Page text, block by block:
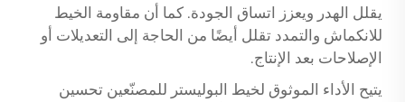
يقلل الهدر ويعزز اتساق الجودة. كما أن مقاومة الخيط
للانكماش والتمدد تقلل أيضًا من الحاجة إلى التعديلات أو
الإصلاحات بعد الإنتاج.
يتيح الأداء الموثوق لخيط البوليستر للمصنّعين تحسين